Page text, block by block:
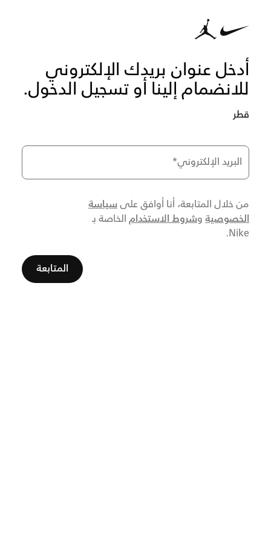
أدخل عنوان بريدك الإلكتروني
للانضمام إلينا أو تسجيل الدخول.
قطر
البريد الإلكتروني*
من خلال المتابعة، أنا أوافق علىسياسة
الخصوصية وشروط الاستخدام الخاصة بـ
Nike.
المتابعة